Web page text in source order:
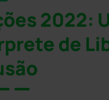
2022:
de